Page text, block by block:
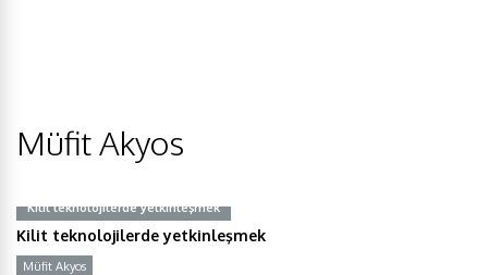
Müfit Akyos
Kilit teknolojilerde yetkinleşmek
Kilit teknolojilerde yetkinleşmek
Müfit Akyos